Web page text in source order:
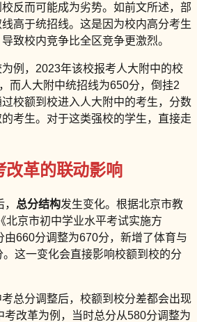
反而可能成为劣势。如前文所述，部
高于统招线。这是因为校内高分考生
致校内竞争比全区竞争更激烈。
例，2023年该校报考人大附中的校
而人大附中统招线为650分，倒挂2
校额到校进入人大附中的考生，分数
考生。对于这类强校的学生，直接走
改革的联动影响
总分结构发生变化。根据北京市教
北京市初中学业水平考试实施方
由660分调整为670分，新增了体育与
这一变化会直接影响校额到校的分
总分调整后，校额到校分差都会出现
改革为例，当时总分从580分调整为